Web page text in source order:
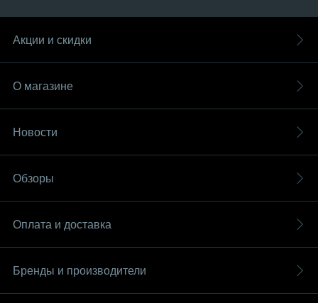
Акции и скидки
О магазине
Новости
Обзоры
Оплата и доставка
Бренды и производители